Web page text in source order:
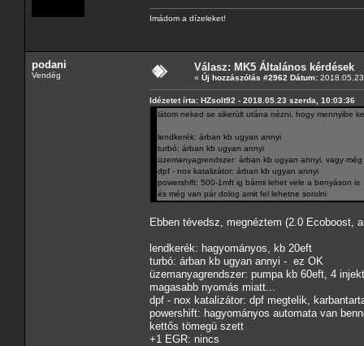
Imádom a dízeleket!
podani
Vendég
Válasz: MK5 Általános kérdések
« Új hozzászólás #2962 Dátum:
Idézetet írta: HZsolt92 - 2018.05.23 szerda, 10:03:36
látom neked se sikerült utána nézni, hogy mennyibe
lendkerék: árban kb ugyan annyi
turbó: árban kb ugyan annyi
üzemanyagrendszer: árban kb ugyan annyi, vagy
dpf - nox katalizátor: árban kb ugyan annyi
powershift: 500-1mft ig bármi lehet vele a benyáson is
és még van pár dolog amit fel lehetne sorolni
Ebben tévedsz, megnéztem (2.0 Ecoboost,
lendkerék: hagyományos, kb 20eft
turbó: árban kb ugyan annyi - ez OK
üzemanyagrendszer: pumpa kb 60eft, 4
magasabb nyomás miatt...
dpf - nox katalizátor: dpf megtelik,
powershift: hagyományos automata van
kettős tömegü szett
+1 EGR: nincs